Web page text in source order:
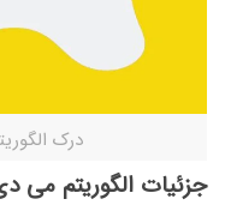
درک
جزئیات الگوریتم می دی